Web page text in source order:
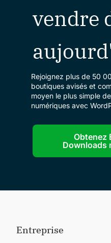
vendre
Rejoignez plus de 50
boutiques avisés et
moyen le plus simple
numériques avec
Obtenez
Downloads
Entreprise